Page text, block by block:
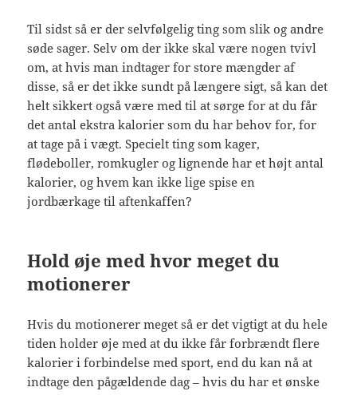
Til sidst så er der selvfølgelig ting som slik og andre
søde sager. Selv om der ikke skal være nogen tvivl
om, at hvis man indtager for store mængder af
disse, så er det ikke sundt på længere sigt, så kan det
helt sikkert også være med til at sørge for at du får
det antal ekstra kalorier som du har behov for, for
at tage på i vægt. Specielt ting som kager,
flødeboller, romkugler og lignende har et højt antal
kalorier, og hvem kan ikke lige spise en
jordbærkage til aftenkaffen?
Hold øje med hvor meget du
motionerer
Hvis du motionerer meget så er det vigtigt at du hele
tiden holder øje med at du ikke får forbrændt flere
kalorier i forbindelse med sport, end du kan nå at
indtage den pågældende dag – hvis du har et ønske